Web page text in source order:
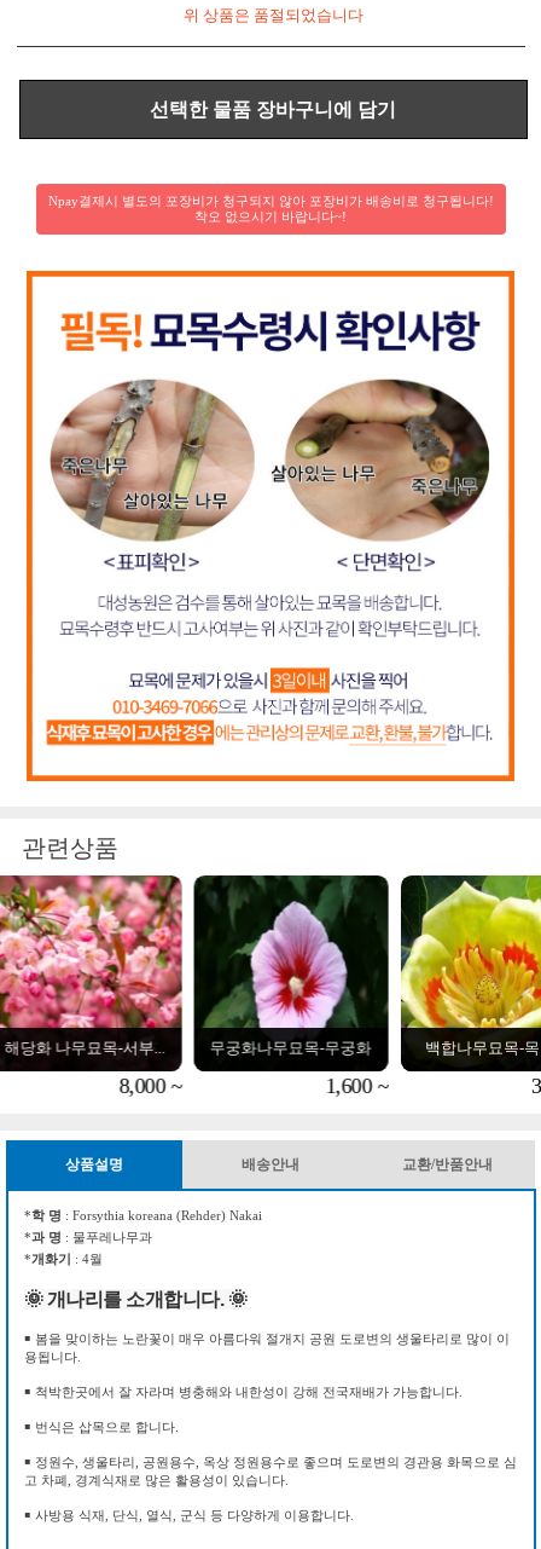
Npay결제시 별도의 포장비가 청구되지 않아 포장비가 배송비로 청구됩니다!
착오 없으시기 바랍니다~!
관련상품
무궁화나무묘목-무궁화
1,600 ~
백합나무묘목-목백합
3,500 ~
벚나무 묘목-왕
전화상담
상품설명 배송안내 교환/반품안내
*학 명 : Forsythia koreana (Rehder) Nakai
*과 명 : 물푸레나무과
*개화기 : 4월
🌞 개나리를 소개합니다. 🌞
￭ 봄을 맞이하는 노란꽃이 매우 아름다워 절개지 공원 도로변의 생울타리로 많이 이
용됩니다.
￭ 척박한곳에서 잘 자라며 병충해와 내한성이 강해 전국재배가 가능합니다.
￭ 번식은 삽목으로 합니다.
￭ 정원수, 생울타리, 공원용수, 옥상 정원용수로 좋으며 도로변의 경관용 화목으로 심
고 차폐, 경계식재로 많은 활용성이 있습니다.
￭ 사방용 식재, 단식, 열식, 군식 등 다양하게 이용합니다.